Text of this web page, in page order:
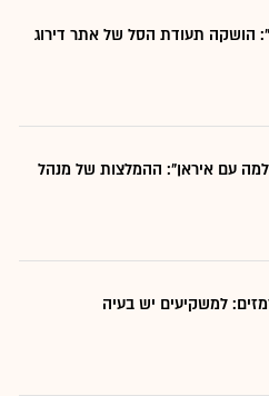
הושקה תעודת הסל של אתר דירוג
עם איראן": ההמלצות של מנהל
למשקיעים יש בעיה